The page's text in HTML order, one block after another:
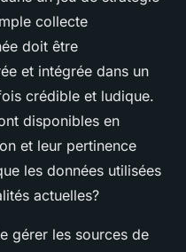
collecte
doit être
et intégrée dans un
crédible et ludique.
disponibles en
et leur pertinence
les données utilisées
actuelles?
gérer les sources de